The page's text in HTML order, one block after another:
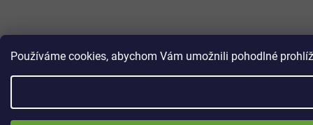
Používáme cookies, abychom Vám umožnili pohodlné